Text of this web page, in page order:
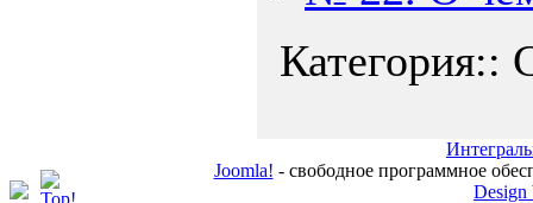
Категория::
Joomla! - свободное программное
Design